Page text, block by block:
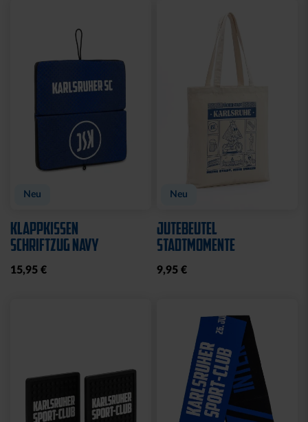
Neu
KLAPPKISSEN
SCHRIFTZUG NAVY
15,95 €
Neu
JUTEBEUTEL
STADTMOMENTE
9,95 €